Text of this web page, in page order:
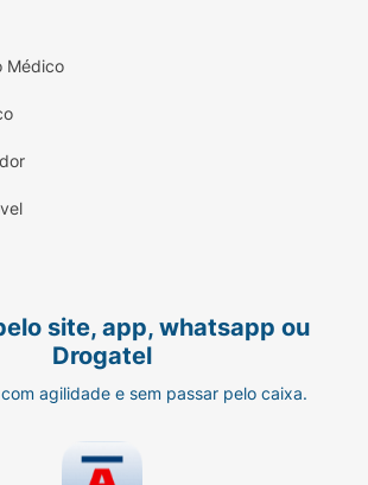
Médico
site, app, whatsapp ou
Drogatel
agilidade e sem passar pelo caixa.